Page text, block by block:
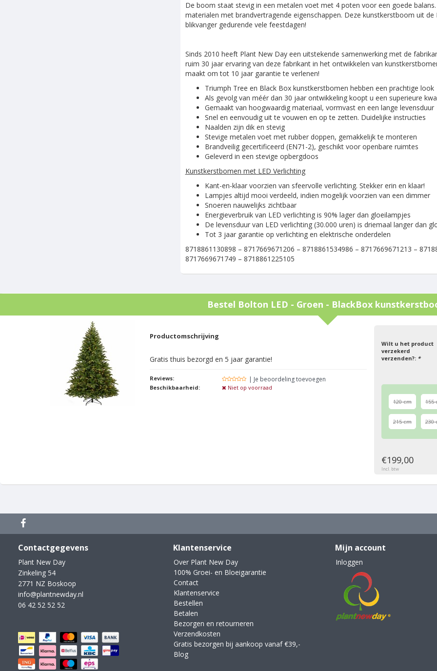
De boom staat stevig in een metalen voet met 4 poten voor een goede
materialen met brandvertragende eigenschappen. Deze kunstkerstboom uit
blikvanger gedurende vele feestdagen!
Sinds 2010 heeft Plant New Day een uitstekende samenwerking met de
ruim 30 jaar ervaring van deze fabrikant in het ontwikkelen van
maakt om tot 10 jaar garantie te verlenen!
Triumph Tree en Black Box kunstkerstbomen hebben een prachtige look
Als gevolg van méér dan 30 jaar ontwikkeling koopt u een superieure
Gemaakt van hoogwaardig materiaal, vormvast en een lange levensduur
Snel en eenvoudig uit te vouwen en op te zetten. Duidelijke instructies
Naalden zijn dik en stevig
Stevige metalen voet met rubber doppen, gemakkelijk te monteren
Brandveilig gecertificeerd (EN71-2), geschikt voor openbare ruimtes
Geleverd in een stevige opbergdoos
Kunstkerstbomen met LED Verlichting
Kant-en-klaar voorzien van sfeervolle verlichting. Stekker erin en klaar!
Lampjes altijd mooi verdeeld, indien mogelijk voorzien van een dimmer
Snoeren nauwelijks zichtbaar
Energieverbruik van LED verlichting is 90% lager dan gloeilampjes
De levensduur van LED verlichting (30.000 uren) is driemaal langer dan
Tot 3 jaar garantie op verlichting en elektrische onderdelen
8718861130898 – 8717669671206 – 8718861534986 – 8717669671213 –
8717669671749 – 8718861225105
Bestel Bolton LED - Groen - BlackBox
Productomschrijving
Gratis thuis bezorgd en 5 jaar garantie!
Reviews: | Je beoordeling toevoegen
Beschikbaarheid: Niet op voorraad
Wilt u het product
verzekerd
verzenden?: *
120 cm 155
215 cm 230
€199,00
Incl. btw
Contactgegevens
Plant New Day
Zinkeling 54
2771 NZ Boskoop
info@plantnewday.nl
06 42 52 52 52
Klantenservice
Over Plant New Day
100% Groei- en Bloeigarantie
Contact
Klantenservice
Bestellen
Betalen
Bezorgen en retourneren
Verzendkosten
Gratis bezorgen bij aankoop vanaf €39,-
Blog
Mijn account
Inloggen